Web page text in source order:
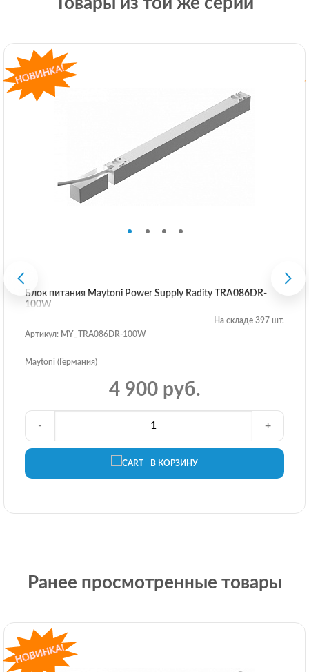
Товары из той же серии
Блок питания Maytoni Power Supply Radity TRA086DR-
100W
На складе 397 шт.
Артикул: MY_TRA086DR-100W
Maytoni (Германия)
4 900 руб.
В КОРЗИНУ
- +
Ранее просмотренные товары